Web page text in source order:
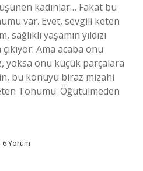
kadınlar… Fakat bu
var. Evet, sevgili keten
yaşamın yıldızı
Ama acaba onu
yoksa onu küçük parçalara
bu konuyu biraz mizahi
Tohumu: Öğütülmeden
6 Yorum